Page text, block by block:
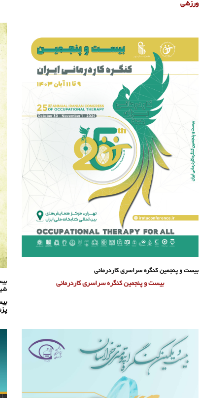
ورزشی
بیست و پنجمین کنگره سراسری کاردرمانی
بیست و پنجمین کنگره سراسری کاردرمانی